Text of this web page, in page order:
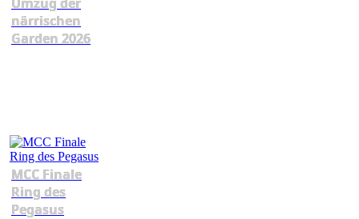
närrischen
Garden 2026
MCC Finale
Ring des
Pegasus